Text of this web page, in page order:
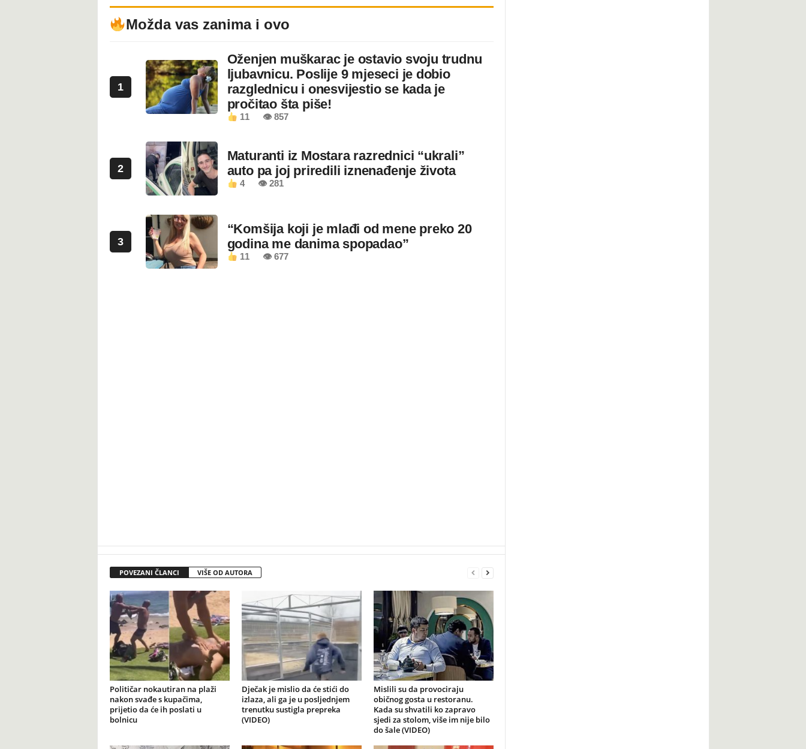
Možda vas zanima i ovo
1
Oženjen muškarac je ostavio svoju trudnu
ljubavnicu. Poslije 9 mjeseci je dobio
razglednicu i onesvijestio se kada je
pročitao šta piše!
11 👁 857
2
Maturanti iz Mostara razrednici “ukrali”
auto pa joj priredili iznenađenje života
4 👁 281
3
“Komšija koji je mlađi od mene preko 20
godina me danima spopadao”
11 👁 677
POVEZANI ČLANCI VIŠE OD AUTORA
Političar nokautiran na plaži
nakon svađe s kupačima,
prijetio da će ih poslati u
bolnicu
Dječak je mislio da će stići do
izlaza, ali ga je u posljednjem
trenutku sustigla prepreka
(VIDEO)
Mislili su da provociraju
običnog gosta u restoranu.
Kada su shvatili ko zapravo
sjedi za stolom, više im nije bilo
do šale (VIDEO)